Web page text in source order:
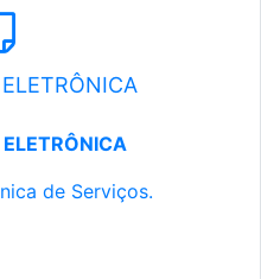
de Serviços.